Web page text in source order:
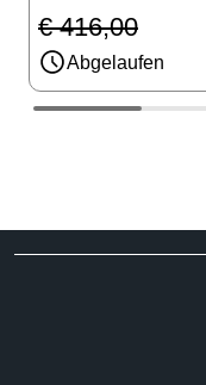
€ 416,00
Abgelaufen